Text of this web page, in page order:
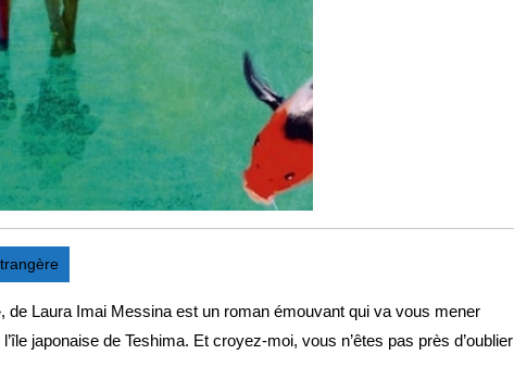
de Laura Imai Messina est un roman émouvant qui va vous mener
japonaise de Teshima. Et croyez-moi, vous n’êtes pas près d’oublier